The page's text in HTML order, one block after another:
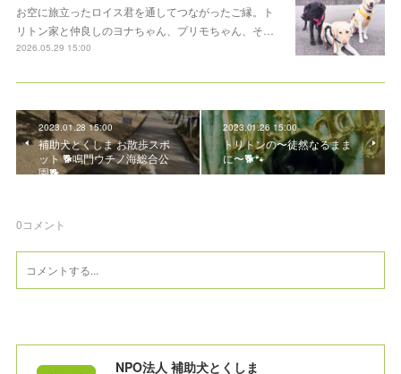
お空に旅立ったロイス君を通してつながったご縁。ト
リトン家と仲良しのヨナちゃん、プリモちゃん、そ…
2026.05.29 15:00
2023.01.28 15:00
補助犬とくしま お散歩スポ
ット 🐕鳴門ウチノ海総合公
園🐕
2023.01.26 15:00
トリトンの〜徒然なるまま
に〜🐕🐾
0コメント
NPO法人 補助犬とくしま